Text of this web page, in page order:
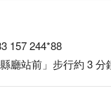
157 244*88
廳站前」步行約 3 分